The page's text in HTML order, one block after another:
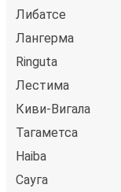
Либатсе
Лангерма
Ringuta
Лестима
Киви-Вигала
Тагаметса
Haiba
Сауга